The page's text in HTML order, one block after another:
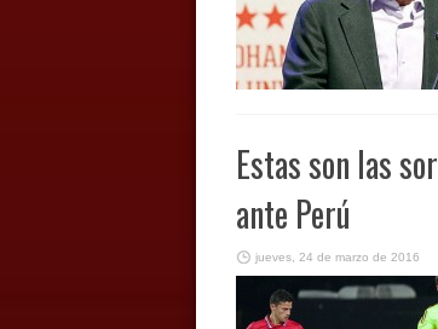
Estas son las
ante Perú
jueves, 24 de marzo de 2016